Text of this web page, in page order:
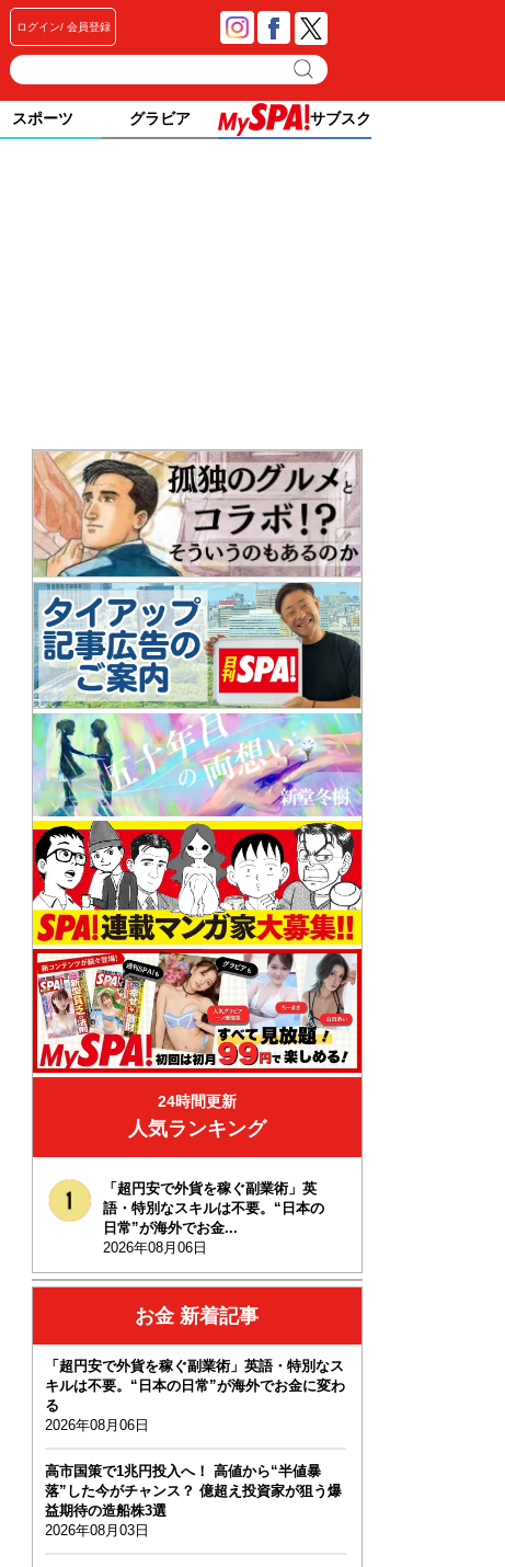
ログイン 会員登録
スポーツ グラビア サブスク
24時間更新
人気ランキング
「超円安で外貨を稼ぐ副業術」英
語・特別なスキルは不要。“日本の
日常”が海外でお金...
2026年08月06日
お金 新着記事
「超円安で外貨を稼ぐ副業術」英語・特別なス
キルは不要。“日本の日常”が海外でお金に変わ
る
2026年08月06日
高市国策で1兆円投入へ！ 高値から“半値暴
落”した今がチャンス？ 億超え投資家が狙う爆
益期待の造船株3選
2026年08月03日